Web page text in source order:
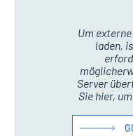
Um
laden,
Server
Sie hier,